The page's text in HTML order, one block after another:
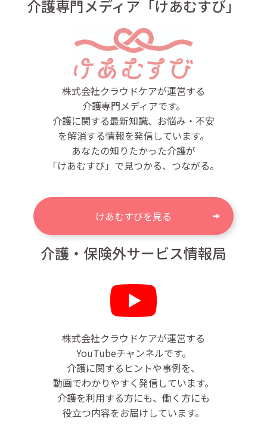
介護専門メディア「けあむすび」
株式会社クラウドケアが運営する
介護専門メディアです。
介護に関する最新知識、お悩み・不安
を解消する情報を発信しています。
あなたの知りたかった介護が
「けあむすび」で見つかる、つながる。
けあむすびを見る
介護・保険外サービス情報局
株式会社クラウドケアが運営する
YouTubeチャンネルです。
介護に関するヒントや事例を、
動画でわかりやすく発信しています。
介護を利用する方にも、働く方にも
役立つ内容をお届けしています。